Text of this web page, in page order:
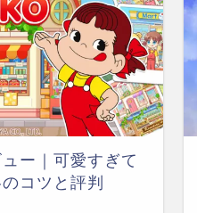
ー｜可愛すぎて
コツと評判